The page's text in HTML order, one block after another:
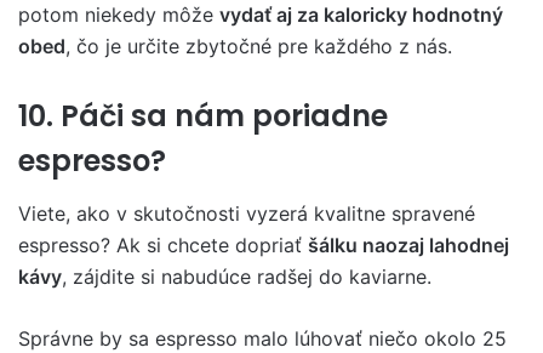
potom niekedy môže vydať aj za kaloricky hodnotný
obed, čo je určite zbytočné pre každého z nás.
10. Páči sa nám poriadne
espresso?
Viete, ako v skutočnosti vyzerá kvalitne spravené
espresso? Ak si chcete dopriať šálku naozaj lahodnej
kávy, zájdite si nabudúce radšej do kaviarne.
Správne by sa espresso malo lúhovať niečo okolo 25